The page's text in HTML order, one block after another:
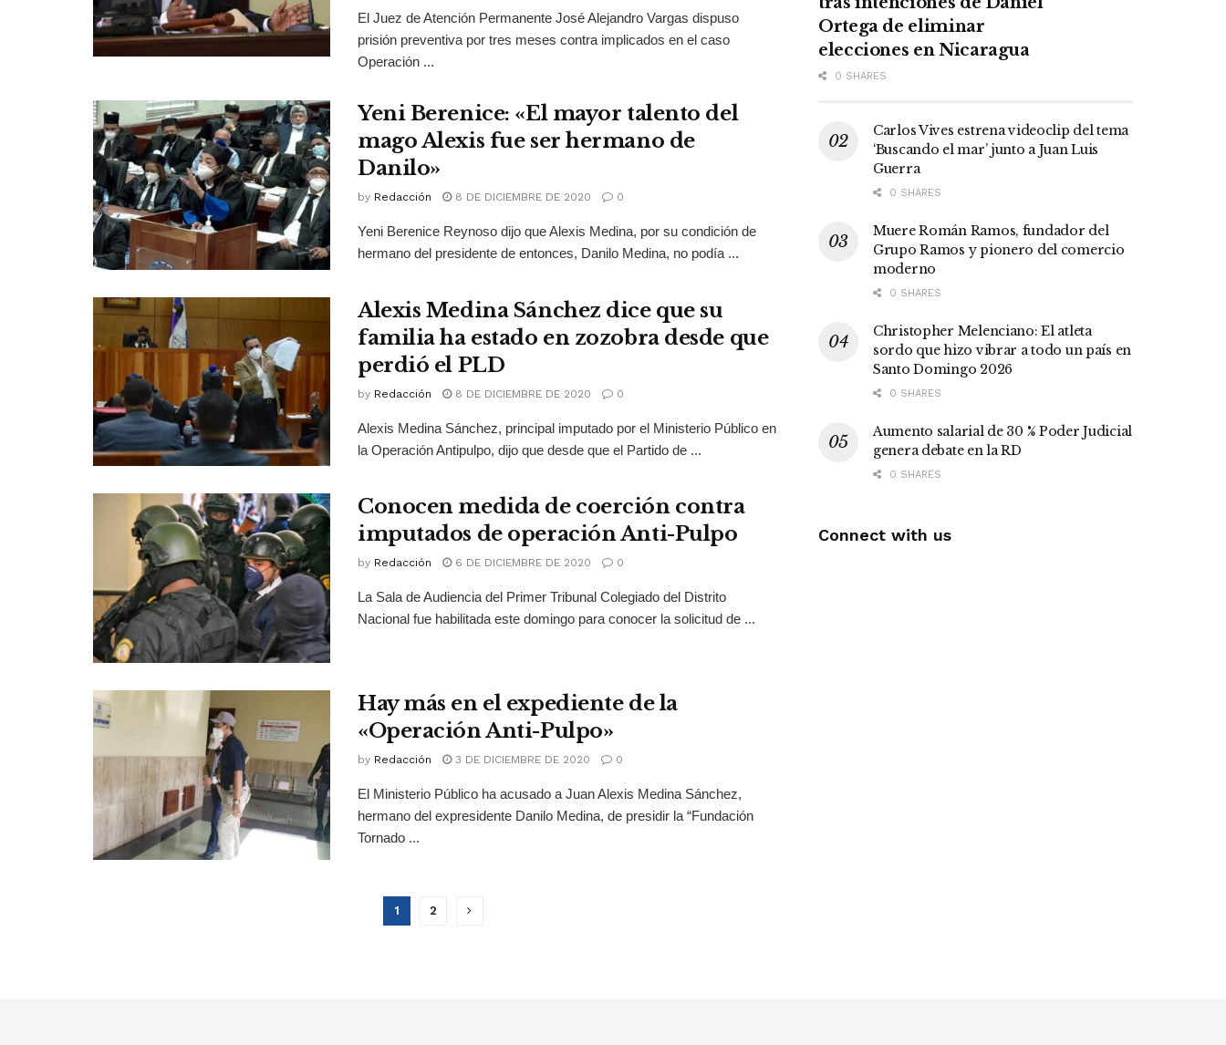
El Juez de Atención Permanente José Alejandro Vargas dispuso
prisión preventiva por tres meses contra implicados en el caso
Operación ...
Yeni Berenice: «El mayor talento del
mago Alexis fue ser hermano de
Danilo»
by Redacción 8 DE DICIEMBRE DE 2020 0
Yeni Berenice Reynoso dijo que Alexis Medina, por su condición de
hermano del presidente de entonces, Danilo Medina, no podía ...
Alexis Medina Sánchez dice que su
familia ha estado en zozobra desde que
perdió el PLD
by Redacción 8 DE DICIEMBRE DE 2020 0
Alexis Medina Sánchez, principal imputado por el Ministerio Público en
la Operación Antipulpo, dijo que desde que el Partido de ...
Conocen medida de coerción contra
imputados de operación Anti-Pulpo
by Redacción 6 DE DICIEMBRE DE 2020 0
La Sala de Audiencia del Primer Tribunal Colegiado del Distrito
Nacional fue habilitada este domingo para conocer la solicitud de ...
Hay más en el expediente de la
«Operación Anti-Pulpo»
by Redacción 3 DE DICIEMBRE DE 2020 0
El Ministerio Público ha acusado a Juan Alexis Medina Sánchez,
hermano del expresidente Danilo Medina, de presidir la “Fundación
Tornado ...
1 2
Ortega de eliminar
elecciones en Nicaragua
0 SHARES
Carlos Vives estrena videoclip del tema
‘Buscando el mar’ junto a Juan Luis
Guerra
0 SHARES
Muere Román Ramos, fundador del
Grupo Ramos y pionero del comercio
moderno
0 SHARES
Christopher Melenciano: El atleta
sordo que hizo vibrar a todo un país en
Santo Domingo 2026
0 SHARES
Aumento salarial de 30 % Poder Judicial
genera debate en la RD
0 SHARES
Connect with us